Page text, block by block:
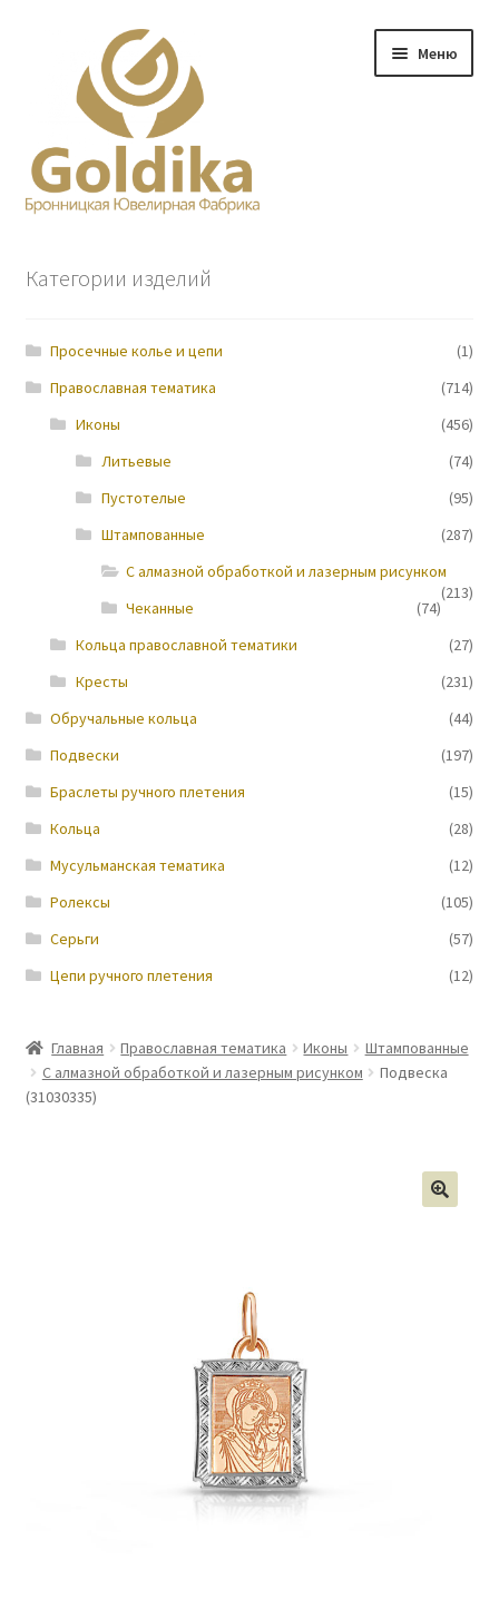
навигации
содержимому
Меню
Прайс-лист
Контакты
Новости
Категории изделий
Просечные колье и цепи
(1)
Православная тематика
(714)
Иконы
(456)
Литьевые
(74)
Пустотелые
(95)
Штампованные
(287)
С алмазной обработкой и лазерным рисунком
(213)
Чеканные
(74)
Кольца православной тематики
(27)
Кресты
(231)
Обручальные кольца
(44)
Подвески
(197)
Браслеты ручного плетения
(15)
Кольца
(28)
Мусульманская тематика
(12)
Ролексы
(105)
Серьги
(57)
Цепи ручного плетения
(12)
Главная Православная тематика Иконы
Штампованные
С алмазной обработкой и лазерным рисунком
Подвеска
(31030335)